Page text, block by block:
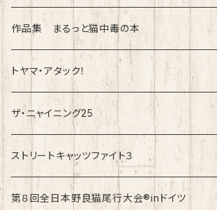
ラバーバンド（ブレスレット・リストバンド）
作品集 まるっと猫中毒の本
トヤマ・アタック！
ザ・ニャイニング25
速乾ドライタイプ
綿100%ノーマルタイプ
ストリートキャッツファイト３
速乾ドライタイプ
第８回全日本野良猫尾行大会®︎inドイツ